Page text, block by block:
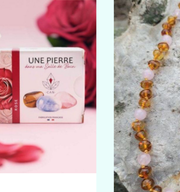
PETIT ARBRE DE VIE